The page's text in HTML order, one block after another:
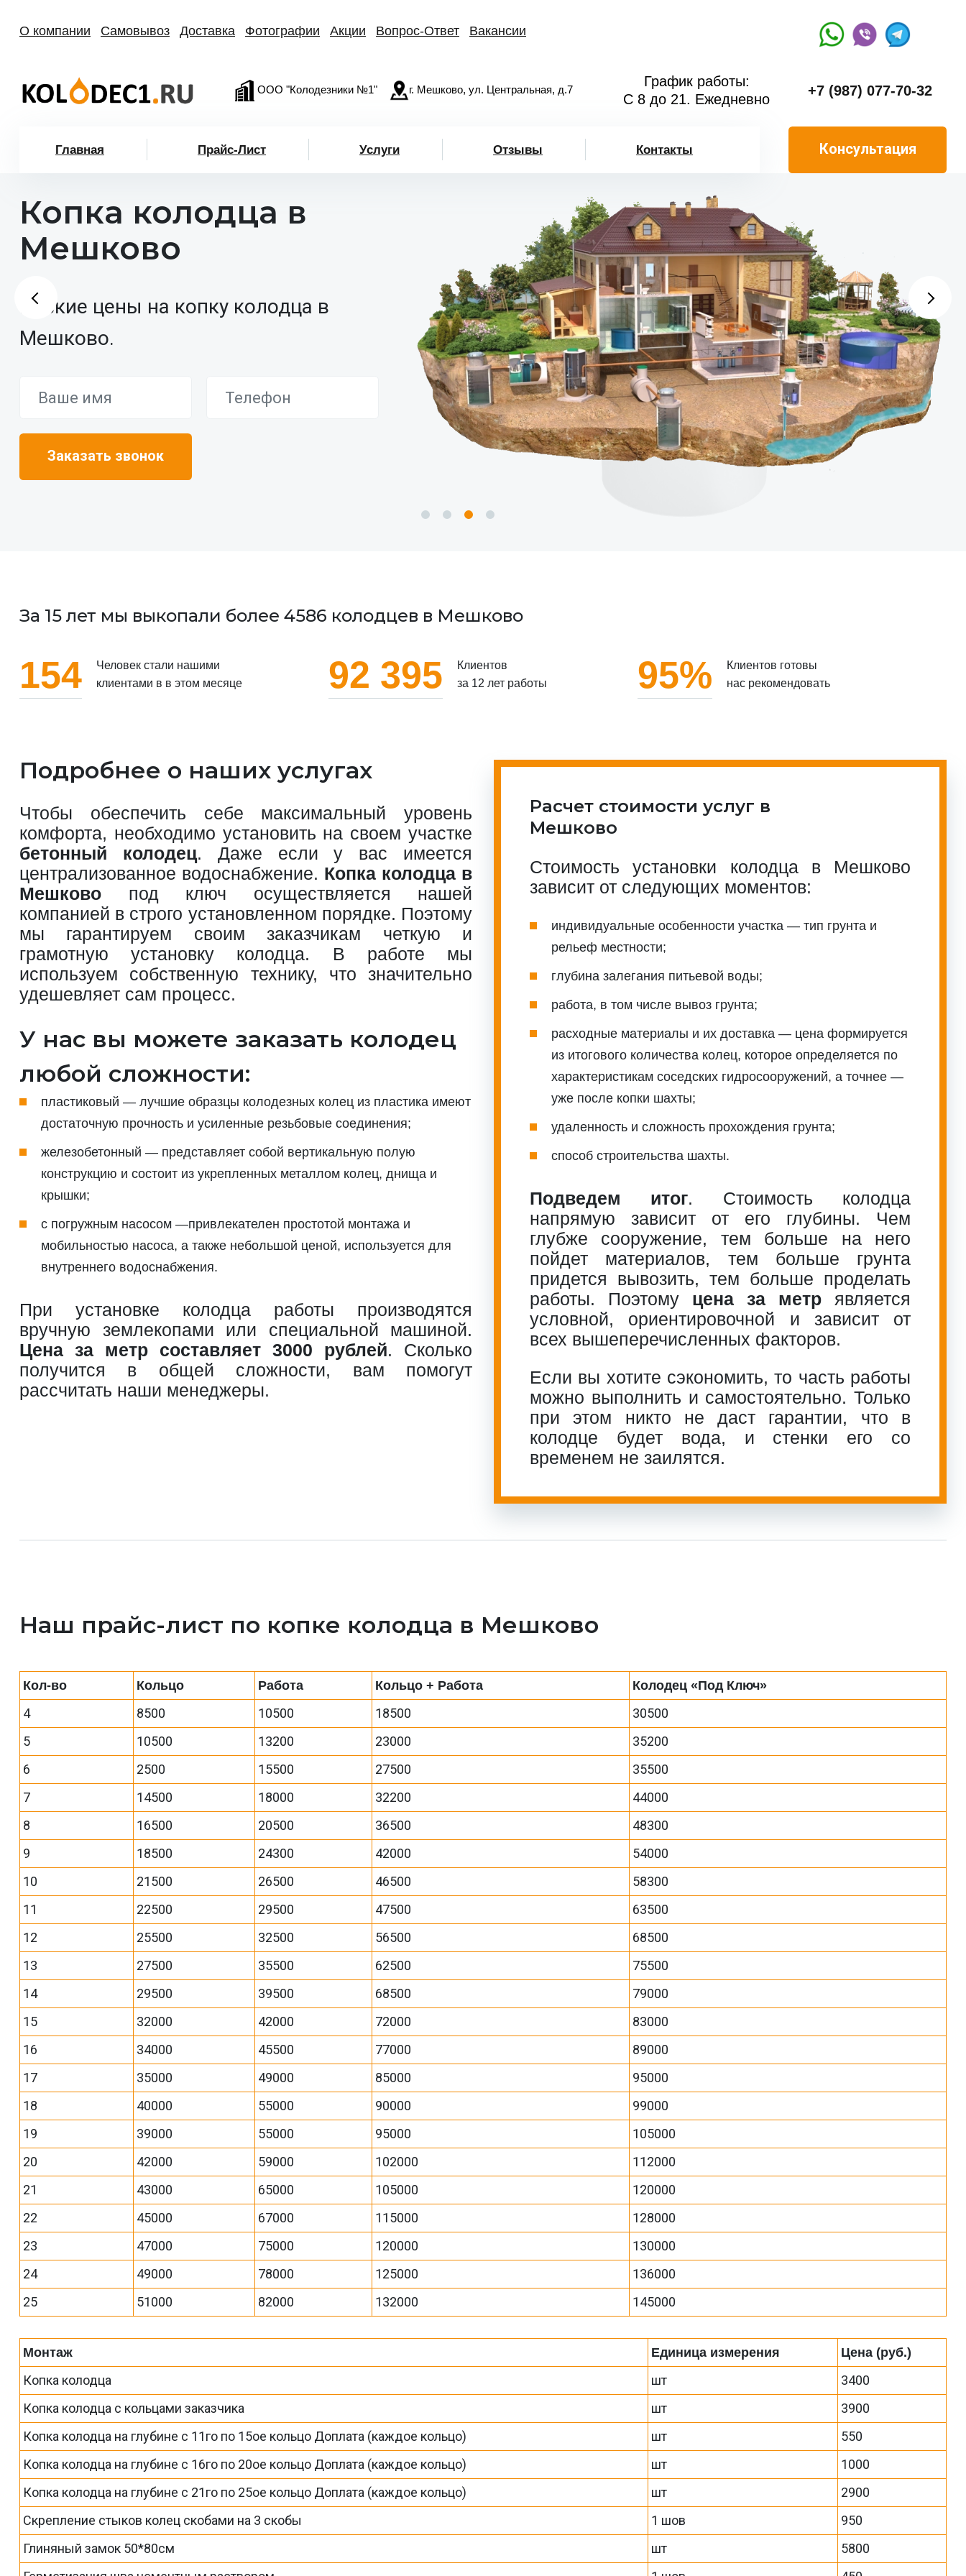
О компании Самовывоз Доставка Фотографии Акции Вопрос-Ответ Вакансии
ООО "Колодезники №1" г. Мешково, ул. Центральная, д.7
График работы:
С 8 до 21. Ежедневно
+7 (987) 077-70-32
Главная Прайс-Лист Услуги Отзывы Контакты Консультация
Копка колодца в
Мешково
Низкие цены на копку колодца в
Мешково.
За 15 лет мы выкопали более 4586 колодцев в Мешково
154
Человек стали нашими
клиентами в в этом месяце
92 395
Клиентов
за 12 лет работы
95%
Клиентов готовы
нас рекомендовать
Подробнее о наших услугах
Чтобы обеспечить себе максимальный уровень
комфорта, необходимо установить на своем участке
бетонный колодец. Даже если у вас имеется
централизованное водоснабжение. Копка колодца в
Мешково под ключ осуществляется нашей
компанией в строго установленном порядке. Поэтому
мы гарантируем своим заказчикам четкую и
грамотную установку колодца. В работе мы
используем собственную технику, что значительно
удешевляет сам процесс.
У нас вы можете заказать колодец
любой сложности:
пластиковый — лучшие образцы колодезных колец из пластика имеют
достаточную прочность и усиленные резьбовые соединения;
железобетонный — представляет собой вертикальную полую
конструкцию и состоит из укрепленных металлом колец, днища и
крышки;
с погружным насосом —привлекателен простотой монтажа и
мобильностью насоса, а также небольшой ценой, используется для
внутреннего водоснабжения.
При установке колодца работы производятся
вручную землекопами или специальной машиной.
Цена за метр составляет 3000 рублей. Сколько
получится в общей сложности, вам помогут
рассчитать наши менеджеры.
Расчет стоимости услуг в
Мешково
Стоимость установки колодца в Мешково
зависит от следующих моментов:
индивидуальные особенности участка — тип грунта и
рельеф местности;
глубина залегания питьевой воды;
работа, в том числе вывоз грунта;
расходные материалы и их доставка — цена формируется
из итогового количества колец, которое определяется по
характеристикам соседских гидросооружений, а точнее —
уже после копки шахты;
удаленность и сложность прохождения грунта;
способ строительства шахты.
Подведем итог. Стоимость колодца
напрямую зависит от его глубины. Чем
глубже сооружение, тем больше на него
пойдет материалов, тем больше грунта
придется вывозить, тем больше проделать
работы. Поэтому цена за метр является
условной, ориентировочной и зависит от
всех вышеперечисленных факторов.
Если вы хотите сэкономить, то часть работы
можно выполнить и самостоятельно. Только
при этом никто не даст гарантии, что в
колодце будет вода, и стенки его со
временем не заилятся.
Наш прайс-лист по копке колодца в Мешково
Кол-во Кольцо Работа Кольцо + Работа Колодец «Под Ключ»
4 8500 10500 18500
30500
5
10500 13200 23000
35200
6
2500 15500 27500
35500
7
14500 18000 32200
44000
8
16500 20500 36500
48300
9
18500 24300 42000
54000
10
21500 26500 46500
58300
11
22500 29500 47500
63500
12
25500 32500 56500
68500
13
27500 35500 62500
75500
14
29500 39500 68500
79000
15
32000 42000 72000
83000
16
34000 45500 77000
89000
17
35000 49000 85000
95000
18
40000 55000 90000
99000
19
39000 55000 95000
105000
20
42000 59000 102000
112000
21
43000 65000 105000
120000
22
45000 67000 115000
128000
23
47000 75000 120000
130000
24
49000 78000 125000
136000
25
51000 82000 132000 145000
Монтаж Единица измерения Цена (руб.)
Копка колодца шт
3400
Копка колодца с кольцами заказчика
шт
3900
Копка колодца на глубине с 11го по 15ое кольцо Доплата (каждое кольцо)
шт
550
Копка колодца на глубине с 16го по 20ое кольцо Доплата (каждое кольцо)
шт
1000
Копка колодца на глубине с 21го по 25ое кольцо Доплата (каждое кольцо)
шт
2900
Скрепление стыков колец скобами на 3 скобы
1 шов
950
Глиняный замок 50*80см
шт
5800